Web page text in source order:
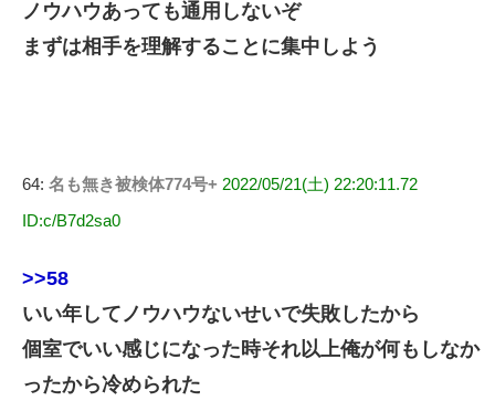
ノウハウあっても通用しないぞ
まずは相手を理解することに集中しよう
64: 名も無き被検体774号+ 2022/05/21(土) 22:20:11.72
ID:c/B7d2sa0
>>58
いい年してノウハウないせいで失敗したから
個室でいい感じになった時それ以上俺が何もしなか
ったから冷められた